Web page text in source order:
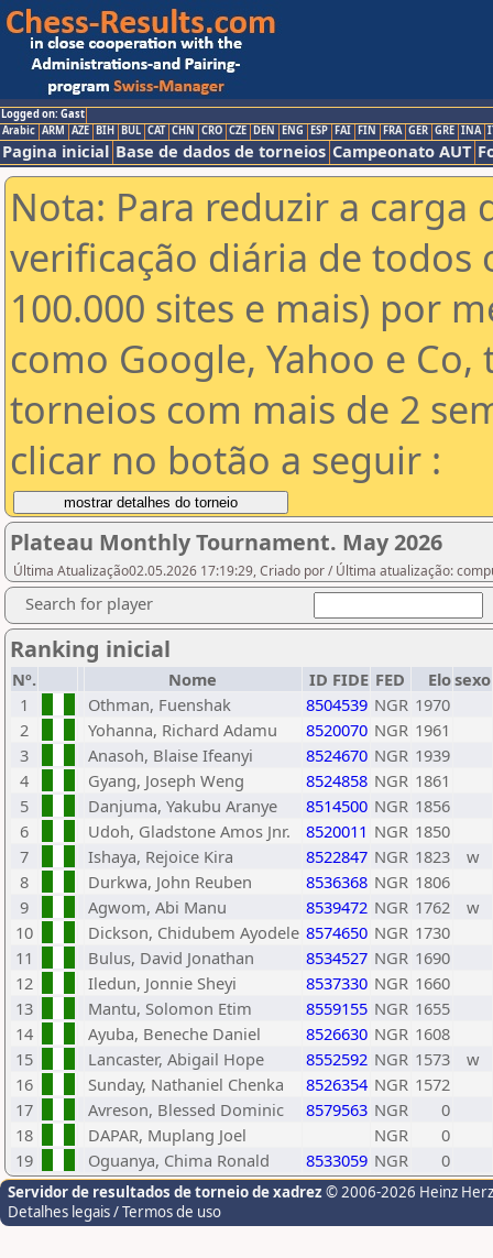
Logged on: Gast
Arabic ARM AZE BIH BUL CAT CHN CRO CZE DEN ENG ESP FAI FIN FRA GER GRE INA
Pagina inicial Base de dados de torneios Campeonato AUT
Nota: Para reduzir a carga
verificação diária de todos
100.000 sites e mais) por
como Google, Yahoo e
torneios com mais de 2
clicar no botão a seguir :
Plateau Monthly Tournament. May 2026
Última Atualização02.05.2026 17:19:29, Criado por / Última atualização:
Search for player
Ranking inicial
Nº. Nome ID FIDE FED Elosexo
1
Othman, Fuenshak 8504539 NGR 1970
2
Yohanna, Richard Adamu 8520070 NGR 1961
3
Anasoh, Blaise Ifeanyi 8524670 NGR 1939
4
Gyang, Joseph Weng 8524858 NGR 1861
5
Danjuma, Yakubu Aranye 8514500 NGR 1856
6
Udoh, Gladstone Amos Jnr. 8520011 NGR 1850
7
Ishaya, Rejoice Kira 8522847 NGR 1823
w
8
Durkwa, John Reuben 8536368 NGR 1806
9
Agwom, Abi Manu 8539472 NGR 1762
w
10
Dickson, Chidubem Ayodele 8574650 NGR 1730
11
Bulus, David Jonathan 8534527 NGR 1690
12
Iledun, Jonnie Sheyi 8537330 NGR 1660
13
Mantu, Solomon Etim 8559155 NGR 1655
14
Ayuba, Beneche Daniel 8526630 NGR 1608
15
Lancaster, Abigail Hope 8552592 NGR 1573
w
16
Sunday, Nathaniel Chenka 8526354 NGR 1572
17
Avreson, Blessed Dominic 8579563 NGR
0
18
DAPAR, Muplang Joel NGR
0
19
Oguanya, Chima Ronald 8533059 NGR 0
Servidor de resultados de torneio de xadrez © 2006-2026 Heinz
Detalhes legais / Termos de uso